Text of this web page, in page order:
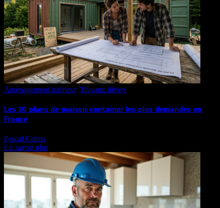
Aménagement intérieur, Travaux divers
Les 10 plans de maison container les plus demandés en
France
Pascal Cabus
En savoir plus